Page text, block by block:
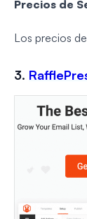
Precios de
Los precios
3.